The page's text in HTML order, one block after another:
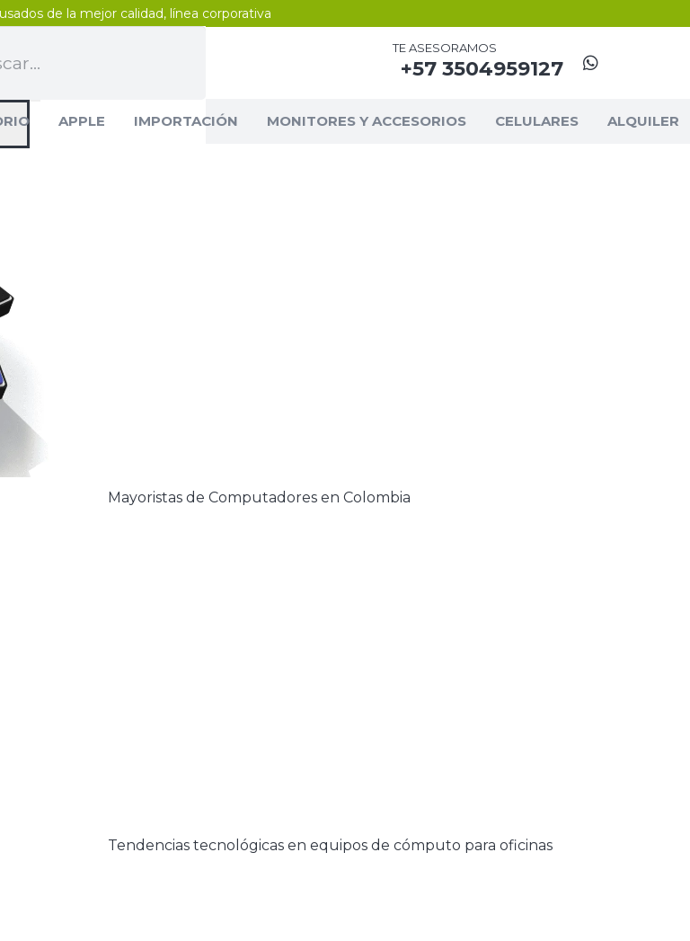
de la mejor calidad, línea corporativa
TE ASESORAMOS
+57 3504959127
APPLE IMPORTACIÓN MONITORES Y ACCESORIOS CELULARES ALQUILER
Mayoristas de Computadores en Colombia
Tendencias tecnológicas en equipos de cómputo para oficinas